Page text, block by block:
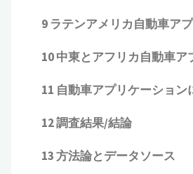
9 ラテンアメリカ自動車ア
10 中東とアフリカ自動車ア
11 自動車アプリケーショ
12 調査結果/結論
13 方法論とデータソース